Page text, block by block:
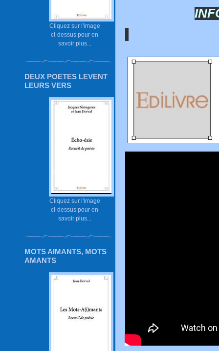
Cliquez sur l'image
ci-dessus pour en
savoir plus...
DEUX POETES LEVENT
LEURS VERS
Cliquez sur l'image
ci-dessus pour en
savoir plus...
MOTS AIMANTS, MOTS
AMANTS